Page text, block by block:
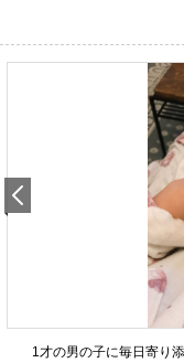
1才の男の子に毎日寄り